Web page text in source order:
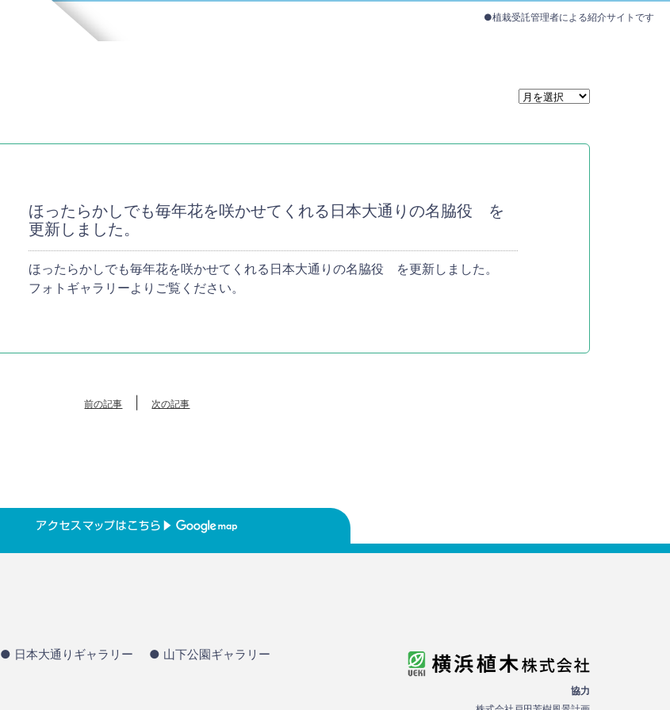
●植栽受託管理者による紹介サイトです
ほったらかしでも毎年花を咲かせてくれる日本大通りの名脇役 を
更新しました。
ほったらかしでも毎年花を咲かせてくれる日本大通りの名脇役 を更新しました。
フォトギャラリーよりご覧ください。
前の記事 次の記事
● 日本大通りギャラリー
● 山下公園ギャラリー
協力